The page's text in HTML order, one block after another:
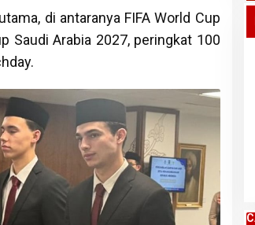
di antaranya FIFA World Cup
Saudi Arabia 2027, peringkat 100
Daftar Harga Komoditas Pertanian
Kabupaten Karo, Kamis 06 Agustus
2026